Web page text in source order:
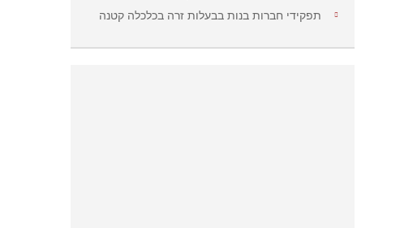
תפקידי חברות בנות בבעלות זרה בכלכלה קטנה